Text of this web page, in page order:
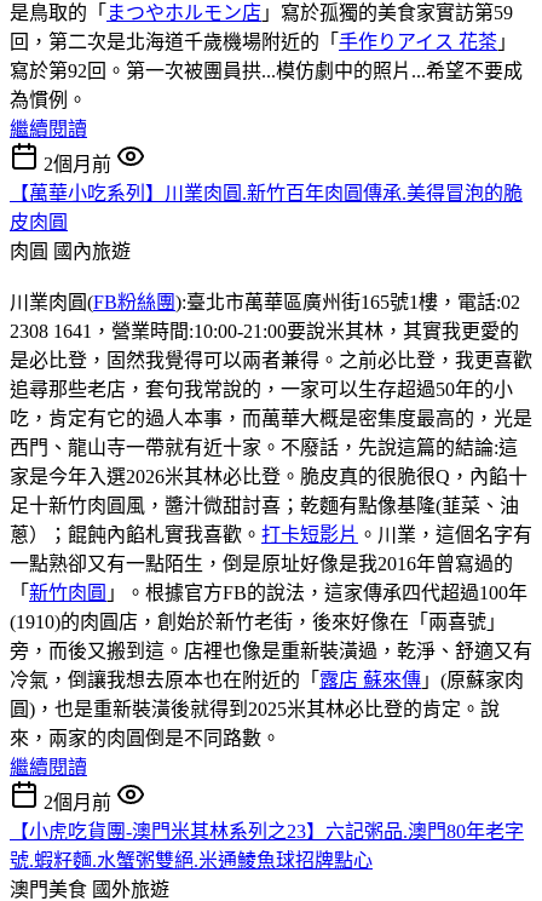
是鳥取的「 まつやホルモン店 」寫於孤獨的美食家實訪第59
回，第二次是北海道千歲機場附近的「 手作りアイス 花茶 」
寫於第92回。第一次被團員拱...模仿劇中的照片...希望不要成
為慣例。
繼續閱讀
2個月前
【萬華小吃系列】川業肉圓.新竹百年肉圓傳承.美得冒泡的脆
皮肉圓
肉圓 國內旅遊
川業肉圓(FB粉絲團):臺北市萬華區廣州街165號1樓，電話:02
2308 1641，營業時間:10:00-21:00要說米其林，其實我更愛的
是必比登，固然我覺得可以兩者兼得。之前必比登，我更喜歡
追尋那些老店，套句我常說的，一家可以生存超過50年的小
吃，肯定有它的過人本事，而萬華大概是密集度最高的，光是
西門、龍山寺一帶就有近十家。不廢話，先說這篇的結論:這
家是今年入選2026米其林必比登。脆皮真的很脆很Q，內餡十
足十新竹肉圓風，醬汁微甜討喜；乾麵有點像基隆(韮菜、油
蔥）；餛飩內餡札實我喜歡。 打卡短影片 。川業，這個名字有
一點熟卻又有一點陌生，倒是原址好像是我2016年曾寫過的
「 新竹肉圓 」。根據官方FB的說法，這家傳承四代超過100年
(1910)的肉圓店，創始於新竹老街，後來好像在「兩喜號」
旁，而後又搬到這。店裡也像是重新裝潢過，乾淨、舒適又有
冷氣，倒讓我想去原本也在附近的「 露店 蘇來傳 」(原蘇家肉
圓)，也是重新裝潢後就得到2025米其林必比登的肯定。說
來，兩家的肉圓倒是不同路數。
繼續閱讀
2個月前
【小虎吃貨團-澳門米其林系列之23】六記粥品.澳門80年老字
號.蝦籽麵.水蟹粥雙絕.米通鯪魚球招牌點心
澳門美食 國外旅遊